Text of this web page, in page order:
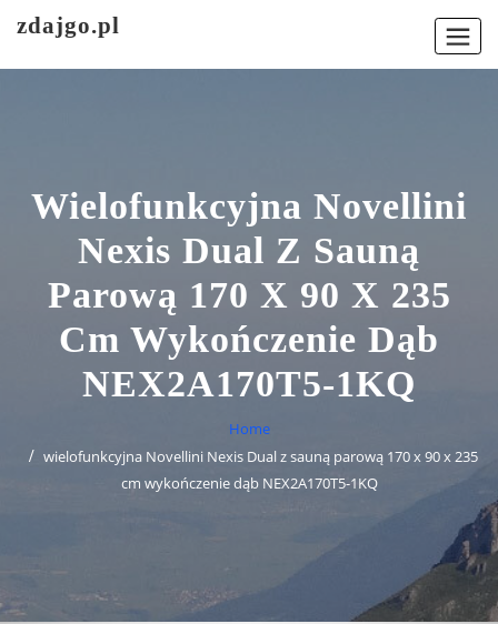
zdajgo.pl
Wielofunkcyjna Novellini
Nexis Dual Z Sauną
Parową 170 X 90 X 235
Cm Wykończenie Dąb
NEX2A170T5-1KQ
Home
wielofunkcyjna Novellini Nexis Dual z sauną parową 170 x 90 x 235
cm wykończenie dąb NEX2A170T5-1KQ